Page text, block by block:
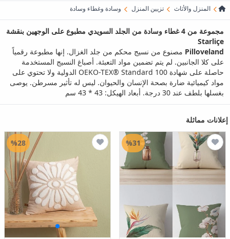
المنزل والأثاث تزيين المنزل وسادة وغطاء وسادة
مجموعة من 4 غطاء وسادة من الجلد السويدي مطبوع على الوجهين بنقشة
Starliçe
Pilloveland مصنوع من نسيج محكم من جلد الغزال. إنها مطبوعة رقمياً
على كلا الجانبين. لم يتم تضمين مواد التعبئة. أصباغ النسيج المستخدمة
حاصلة على شهادة OEKO-TEX® Standard 100 الدولية ولا تحتوي على
مواد كيميائية ضارة بصحة الإنسان والحيوان. ليس له تأثير مسرطن. يوصى
بغسلها بلطف عند 30 درجة. أبعاد الهيكل: 43 * 43 سم
إعلانات مماثلة
%31
%28